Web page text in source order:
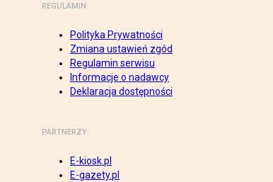
REGULAMIN
Polityka Prywatności
Zmiana ustawień zgód
Regulamin serwisu
Informacje o nadawcy
Deklaracja dostępności
PARTNERZY
E-kiosk.pl
E-gazety.pl